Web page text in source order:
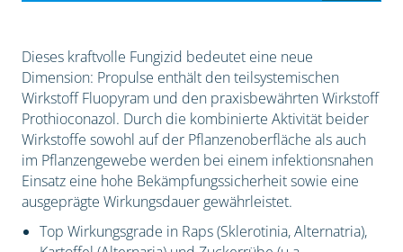
Dieses kraftvolle Fungizid bedeutet eine neue
Dimension: Propulse enthält den teilsystemischen
Wirkstoff Fluopyram und den praxisbewährten Wirkstoff
Prothioconazol. Durch die kombinierte Aktivität beider
Wirkstoffe sowohl auf der Pflanzenoberfläche als auch
im Pflanzengewebe werden bei einem infektionsnahen
Einsatz eine hohe Bekämpfungssicherheit sowie eine
ausgeprägte Wirkungsdauer gewährleistet.
Top Wirkungsgrade in Raps (Sklerotinia, Alternatria),